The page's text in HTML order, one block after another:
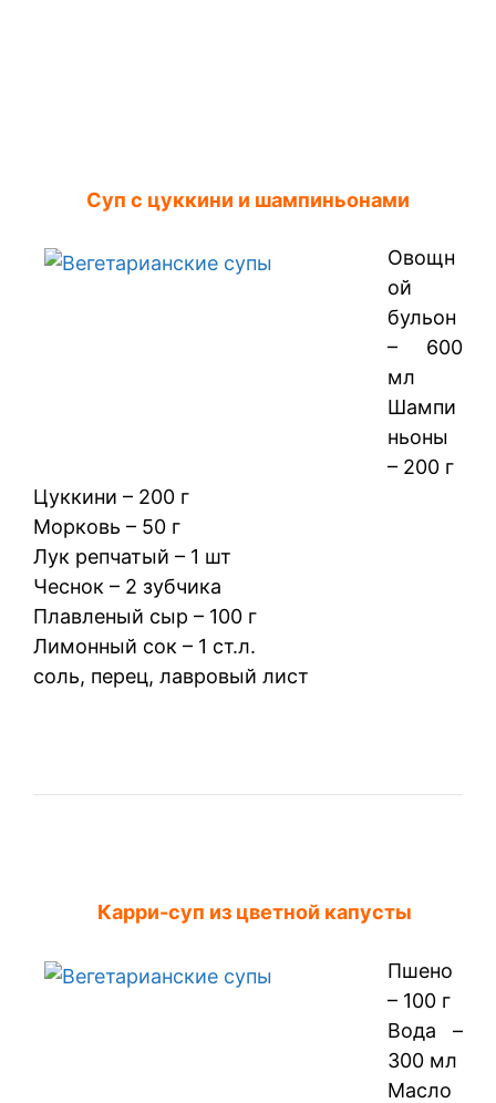
Суп с цуккини и шампиньонами
Овощн
ой
бульон
– 600
мл
Шампи
ньоны
– 200 г
Цуккини – 200 г
Морковь – 50 г
Лук репчатый – 1 шт
Чеснок – 2 зубчика
Плавленый сыр – 100 г
Лимонный сок – 1 ст.л.
соль, перец, лавровый лист
Карри-суп из цветной капусты
Пшено
– 100 г
Вода –
300 мл
Масло